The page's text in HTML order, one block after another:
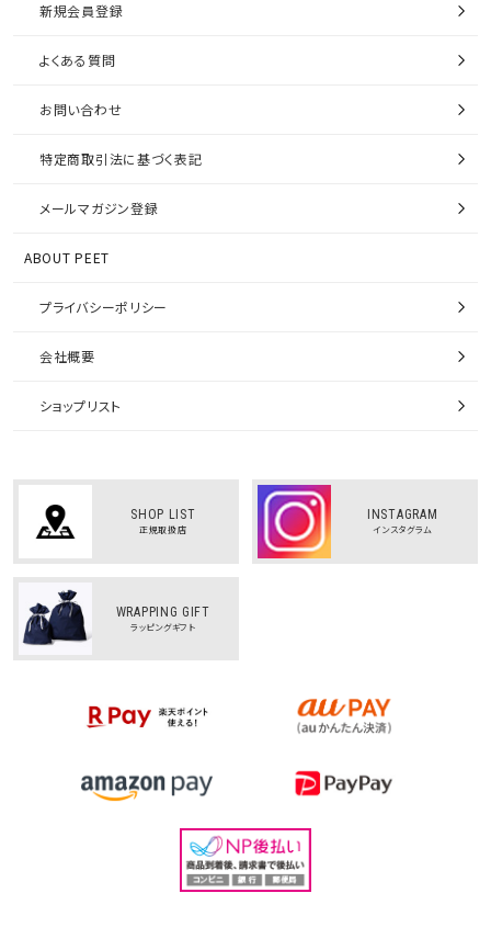
新規会員登録
よくある質問
お問い合わせ
特定商取引法に基づく表記
メールマガジン登録
ABOUT PEET
プライバシーポリシー
会社概要
ショップリスト
SHOP LIST
正規取扱店
INSTAGRAM
インスタグラム
WRAPPING GIFT
ラッピングギフト